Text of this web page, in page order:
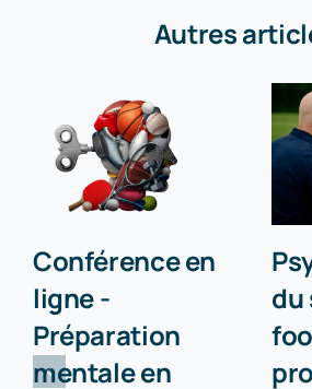
Autres
Conférence en
ligne -
Préparation
mentale en
du